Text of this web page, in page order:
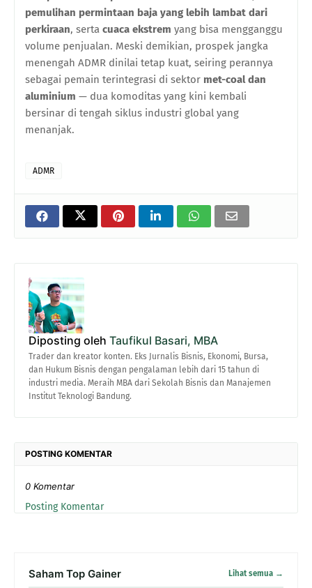
pemulihan permintaan baja yang lebih lambat dari
perkiraan, serta cuaca ekstrem yang bisa mengganggu
volume penjualan. Meski demikian, prospek jangka
menengah ADMR dinilai tetap kuat, seiring perannya
sebagai pemain terintegrasi di sektor met-coal dan
aluminium — dua komoditas yang kini kembali
bersinar di tengah siklus industri global yang
menanjak.
ADMR
Diposting oleh Taufikul Basari, MBA
Trader dan kreator konten. Eks Jurnalis Bisnis, Ekonomi, Bursa,
dan Hukum Bisnis dengan pengalaman lebih dari 15 tahun di
industri media. Meraih MBA dari Sekolah Bisnis dan Manajemen
Institut Teknologi Bandung.
POSTING KOMENTAR
0 Komentar
Posting Komentar
Saham Top Gainer Lihat semua →